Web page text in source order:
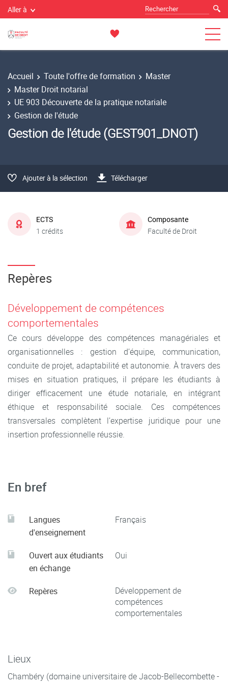
Aller à
Accueil Toute l'offre de formation
Master
Master Droit notarial
UE 903 Découverte de la pratique notariale
Gestion de l'étude
Gestion de l'étude (GEST901_DNOT)
Ajouter à la sélection Télécharger
ECTS
1 crédits
Composante
Faculté de Droit
Repères
Développement de compétences
comportementales
Ce cours développe des compétences managériales et
organisationnelles : gestion d’équipe, communication,
conduite de projet, adaptabilité et autonomie. À travers des
mises en situation pratiques, il prépare les étudiants à
diriger efficacement une étude notariale, en intégrant
éthique et responsabilité sociale. Ces compétences
transversales complètent l’expertise juridique pour une
insertion professionnelle réussie.
En bref
Langues
d'enseignement
Français
Ouvert aux étudiants
en échange
Oui
Repères
Développement de
compétences
comportementales
Lieux
Chambéry (domaine universitaire de Jacob-Bellecombette -